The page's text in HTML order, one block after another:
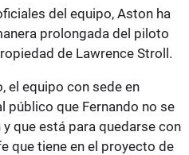
del equipo, Aston ha
prolongada del piloto
de Lawrence Stroll.
el equipo con sede en
público que Fernando no se
que está para quedarse con
que tiene en el proyecto de